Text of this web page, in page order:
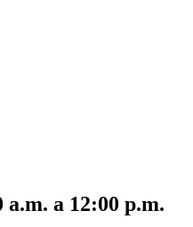
a.m. a 12:00 p.m.